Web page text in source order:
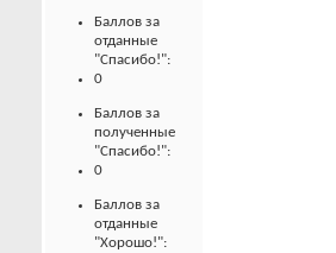
Баллов за
отданные
"Спасибо!":
0
Баллов за
полученные
"Спасибо!":
0
Баллов за
отданные
"Хорошо!":